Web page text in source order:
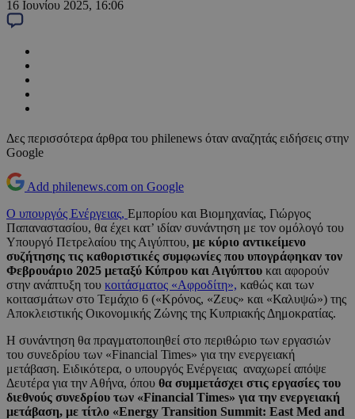
16 Ιουνίου 2025, 16:06
Δες περισσότερα άρθρα του philenews όταν αναζητάς ειδήσεις στην
Google
Add philenews.com on Google
Ο υπουργός Ενέργειας, Εμπορίου και Βιομηχανίας, Γιώργος
Παπαναστασίου, θα έχει κατ’ ιδίαν συνάντηση με τον ομόλογό του
Υπουργό Πετρελαίου της Αιγύπτου, με κύριο αντικείμενο
συζήτησης τις καθοριστικές συμφωνίες που υπογράφηκαν τον
Φεβρουάριο 2025 μεταξύ Κύπρου και Αιγύπτου και αφορούν
στην ανάπτυξη του κοιτάσματος «Αφροδίτη», καθώς και των
κοιτασμάτων στο Τεμάχιο 6 («Κρόνος, «Ζευς» και «Καλυψώ») της
Αποκλειστικής Οικονομικής Ζώνης της Κυπριακής Δημοκρατίας.
Η συνάντηση θα πραγματοποιηθεί στο περιθώριο των εργασιών
του συνεδρίου των «Financial Times» για την ενεργειακή
μετάβαση. Ειδικότερα, ο υπουργός Ενέργειας αναχωρεί απόψε
Δευτέρα για την Αθήνα, όπου θα συμμετάσχει στις εργασίες του
διεθνούς συνεδρίου των «Financial Times» για την ενεργειακή
μετάβαση, με τίτλο «Energy Transition Summit: East Med and